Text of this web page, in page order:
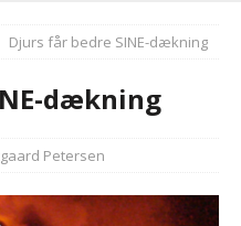
Djurs får bedre SINE-dækning
dækning
Petersen